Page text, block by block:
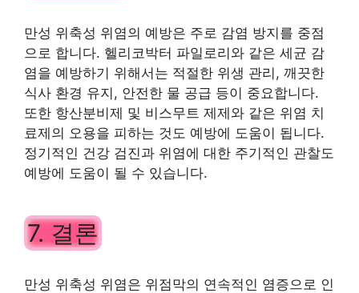
만성 위축성 위염의 예방은 주로 감염 방지를 중점
으로 합니다. 헬리코박터 파일로리와 같은 세균 감
염을 예방하기 위해서는 적절한 위생 관리, 깨끗한
식사 환경 유지, 안전한 물 공급 등이 중요합니다.
또한 항산분비제 및 비스무트 제제와 같은 위염 치
료제의 오용을 피하는 것도 예방에 도움이 됩니다.
정기적인 건강 검진과 위염에 대한 주기적인 관찰도
예방에 도움이 될 수 있습니다.
7. 결론
만성 위축성 위염은 위점막의 연속적인 염증으로 인